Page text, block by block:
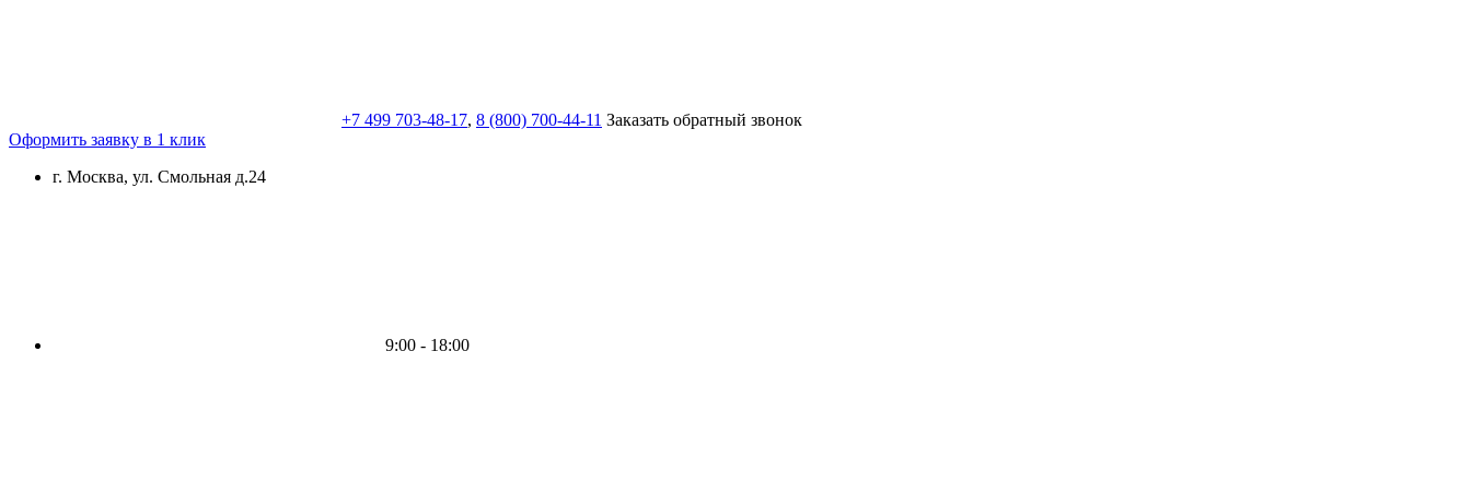
+7 499 703-48-17, 8 (800) 700-44-11 Заказать обратный звонок
Оформить заявку в 1 клик
г. Москва, ул. Смольная д.24
9:00 - 18:00